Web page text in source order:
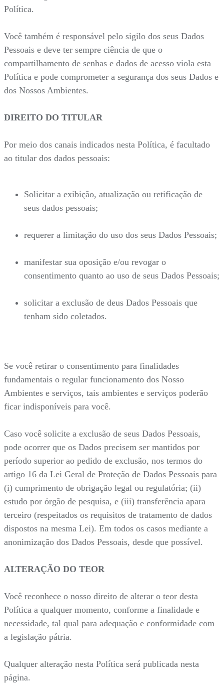
Política.
Você também é responsável pelo sigilo dos seus Dados
Pessoais e deve ter sempre ciência de que o
compartilhamento de senhas e dados de acesso viola esta
Política e pode comprometer a segurança dos seus Dados e
dos Nossos Ambientes.
DIREITO DO TITULAR
Por meio dos canais indicados nesta Política, é facultado
ao titular dos dados pessoais:
Solicitar a exibição, atualização ou retificação de
seus dados pessoais;
requerer a limitação do uso dos seus Dados Pessoais;
manifestar sua oposição e/ou revogar o
consentimento quanto ao uso de seus Dados Pessoais;
solicitar a exclusão de deus Dados Pessoais que
tenham sido coletados.
Se você retirar o consentimento para finalidades
fundamentais o regular funcionamento dos Nosso
Ambientes e serviços, tais ambientes e serviços poderão
ficar indisponíveis para você.
Caso você solicite a exclusão de seus Dados Pessoais,
pode ocorrer que os Dados precisem ser mantidos por
período superior ao pedido de exclusão, nos termos do
artigo 16 da Lei Geral de Proteção de Dados Pessoais para
(i) cumprimento de obrigação legal ou regulatória; (ii)
estudo por órgão de pesquisa, e (iii) transferência apara
terceiro (respeitados os requisitos de tratamento de dados
dispostos na mesma Lei). Em todos os casos mediante a
anonimização dos Dados Pessoais, desde que possível.
ALTERAÇÃO DO TEOR
Você reconhece o nosso direito de alterar o teor desta
Política a qualquer momento, conforme a finalidade e
necessidade, tal qual para adequação e conformidade com
a legislação pátria.
Qualquer alteração nesta Política será publicada nesta
página.